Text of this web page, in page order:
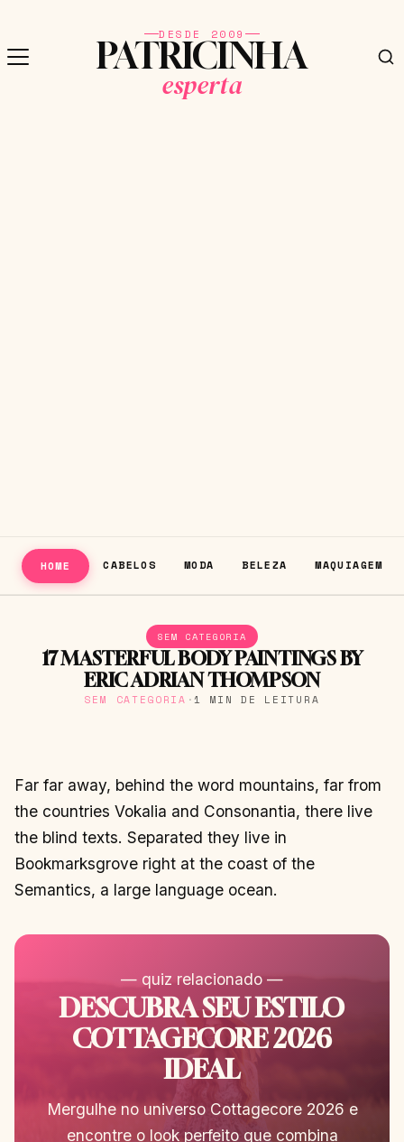
DESDE 2009
PATRICINHA
esperta
HOME CABELOS MODA BELEZA MAQUIAGEM
SEM CATEGORIA
17 MASTERFUL BODY PAINTINGS BY
ERIC ADRIAN THOMPSON
SEM CATEGORIA · 1 MIN DE LEITURA
Far far away, behind the word mountains, far from
the countries Vokalia and Consonantia, there live
the blind texts. Separated they live in
Bookmarksgrove right at the coast of the
Semantics, a large language ocean.
— quiz relacionado —
DESCUBRA SEU ESTILO
COTTAGECORE 2026
IDEAL
Mergulhe no universo Cottagecore 2026 e
encontre o look perfeito que combina